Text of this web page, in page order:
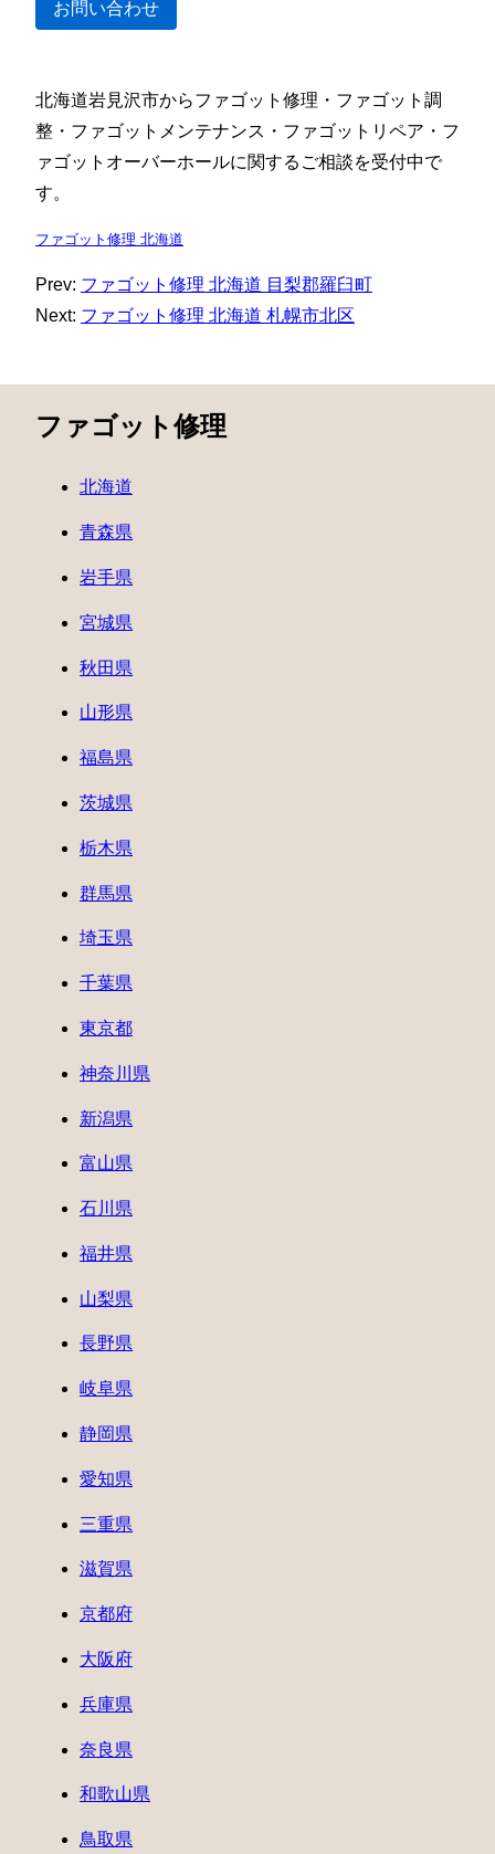
お問い合わせ
北海道岩見沢市からファゴット修理・ファゴット調
整・ファゴットメンテナンス・ファゴットリペア・フ
ァゴットオーバーホールに関するご相談を受付中で
す。
ファゴット修理 北海道
Prev: ファゴット修理 北海道 目梨郡羅臼町
Next: ファゴット修理 北海道 札幌市北区
ファゴット修理
北海道
青森県
岩手県
宮城県
秋田県
山形県
福島県
茨城県
栃木県
群馬県
埼玉県
千葉県
東京都
神奈川県
新潟県
富山県
石川県
福井県
山梨県
長野県
岐阜県
静岡県
愛知県
三重県
滋賀県
京都府
大阪府
兵庫県
奈良県
和歌山県
鳥取県